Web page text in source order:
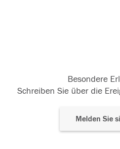
Besondere
Schreiben Sie über die
Melden Sie